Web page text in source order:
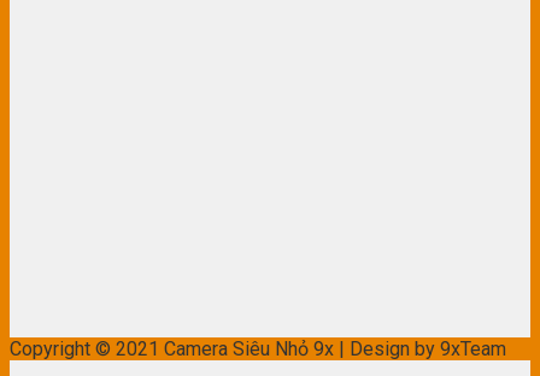
Copyright © 2021 Camera Siêu Nhỏ 9x | Design by 9xTeam